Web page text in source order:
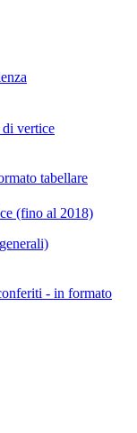
vertice
tabellare
(fino al 2018)
- in formato